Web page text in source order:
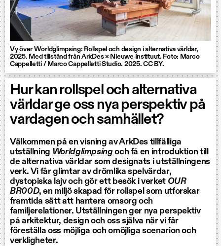
Vy över Worldglimpsing: Rollspel och design i alternativa världar,
2025. Med tillstånd från ArkDes × Nieuwe Instituut. Foto: Marco
Cappelletti / Marco Cappelletti Studio. 2025. CC BY.
Hur kan rollspel och alternativa
världar ge oss nya perspektiv på
vardagen och samhället?
Välkommen på en visning av ArkDes tillfälliga
utställning Worldglimpsingoch få en introduktion till
de alternativa världar som designats i utställningens
verk. Vi får glimtar av drömlika spelvärdar,
dystopiska lajv och gör ett besök i verket OUR
BR00D, en miljö skapad för rollspel som utforskar
framtida sätt att hantera omsorg och
familjerelationer. Utställningen ger nya perspektiv
på arkitektur, design och oss själva när vi får
föreställa oss möjliga och omöjliga scenarion och
verkligheter.